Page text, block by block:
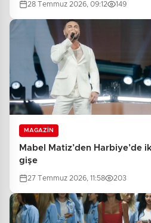
28 Temmuz 2026, 09:12 149
MAGAZİN
Mabel Matiz’den Harbiye’de
gişe
27 Temmuz 2026, 11:58 203